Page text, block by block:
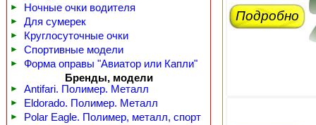
► Ночные очки водителя
► Для сумерек
► Круглосуточные очки
► Спортивные модели
►
Форма оправы "Авиатор или Капли"
Бренды, модели
► Antifari. Полимер. Металл
► Eldorado. Полимер. Металл
► Polar Eagle. Полимер, металл, спорт
Подробно